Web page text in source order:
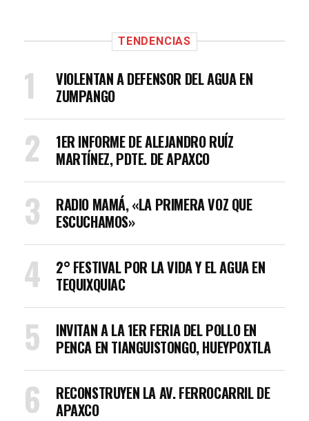
TENDENCIAS
VIOLENTAN A DEFENSOR DEL AGUA EN
ZUMPANGO
1ER INFORME DE ALEJANDRO RUÍZ
MARTÍNEZ, PDTE. DE APAXCO
RADIO MAMÁ, «LA PRIMERA VOZ QUE
ESCUCHAMOS»
2° FESTIVAL POR LA VIDA Y EL AGUA EN
TEQUIXQUIAC
INVITAN A LA 1ER FERIA DEL POLLO EN
PENCA EN TIANGUISTONGO, HUEYPOXTLA
RECONSTRUYEN LA AV. FERROCARRIL DE
APAXCO